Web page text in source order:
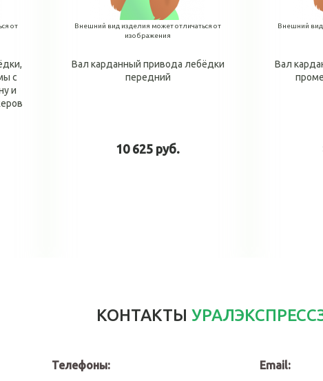
от
с
и
Внешний вид изделия может отличаться от
изображения
Вал карданный привода лебёдки
передний
10 625 руб.
Внешний вид
Вал
КОНТАКТЫ
Телефоны:
Email: